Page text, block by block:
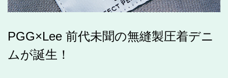
PGG×Lee 前代未聞の無縫製圧着デニ
ムが誕生！